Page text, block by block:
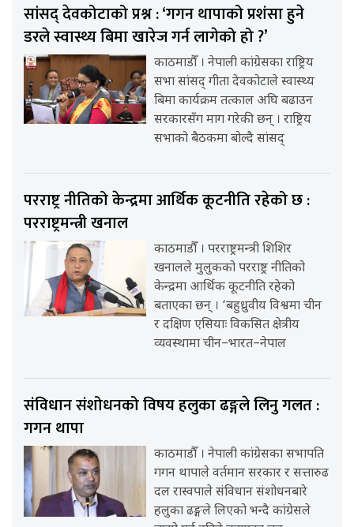
सांसद् देवकोटाको प्रश्न : ‘गगन थापाको प्रशंसा हुने
डरले स्वास्थ्य बिमा खारेज गर्न लागेको हो ?’
काठमाडौँ । नेपाली कांग्रेसका राष्ट्रिय
सभा सांसद् गीता देवकोटाले स्वास्थ्य
बिमा कार्यक्रम तत्काल अघि बढाउन
सरकारसँग माग गरेकी छन् । राष्ट्रिय
सभाको बैठकमा बोल्दै सांसद्
परराष्ट्र नीतिको केन्द्रमा आर्थिक कूटनीति रहेको छ :
परराष्ट्रमन्त्री खनाल
काठमाडौँ । परराष्ट्रमन्त्री शिशिर
खनालले मुलुकको परराष्ट्र नीतिको
केन्द्रमा आर्थिक कूटनीति रहेको
बताएका छन् । ‘बहुध्रुवीय विश्वमा चीन
र दक्षिण एसियाः विकसित क्षेत्रीय
व्यवस्थामा चीन–भारत–नेपाल
संविधान संशोधनको विषय हलुका ढङ्गले लिनु गलत :
गगन थापा
काठमाडौँ । नेपाली कांग्रेसका सभापति
गगन थापाले वर्तमान सरकार र सत्तारुढ
दल रास्वपाले संविधान संशोधनबारे
हलुका ढङ्गले लिएको भन्दै कांग्रेसले